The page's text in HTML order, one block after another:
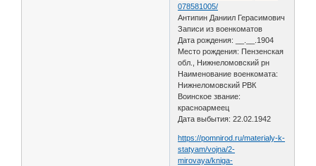
078581005/
Антипин Даниил Герасимович
Записи из военкоматов
Дата рождения: __.__.1904
Место рождения: Пензенская
обл., Нижнеломовский рн
Наименование военкомата:
Нижнеломовский РВК
Воинское звание:
красноармеец
Дата выбытия: 22.02.1942
https://pomnirod.ru/materialy-k-
statyam/vojna/2-
mirovaya/kniga-